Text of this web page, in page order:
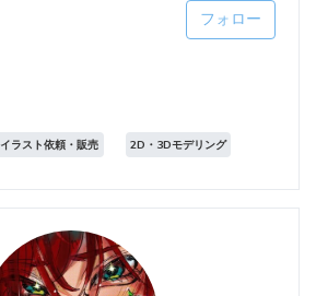
フォロー
イラスト依頼・販売 2D・3Dモデリング